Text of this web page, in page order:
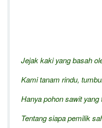
Jejak kaki yang basah
Kami tanam rindu,
Hanya pohon sawit yang
Tentang siapa pemilik